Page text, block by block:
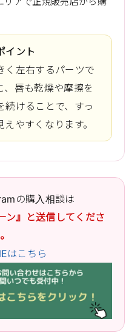
イント
く左右するパーツで
、唇も乾燥や摩擦を
続けることで、すっ
やすくなります。
の購入相談は
ン』と送信してくださ
はこちら